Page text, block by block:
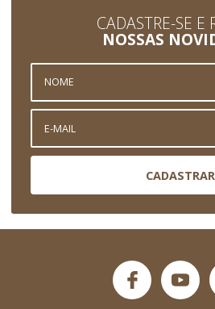
CADASTRE-SE E
NOSSAS
CADASTRAR